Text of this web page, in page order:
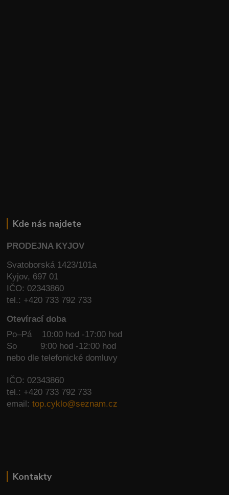
Kde nás najdete
PRODEJNA KYJOV
Svatoborská 1423/101a
Kyjov, 697 01
IČO: 02343860
tel.: +420 733 792 733
Otevírací doba
Po–Pá 10:00 hod -17:00 hod
So
9:00 hod -12:00 hod
nebo dle telefonické domluvy
IČO: 02343860
tel.: +420 733 792 733
email:top.cyklo@seznam.cz
Kontakty